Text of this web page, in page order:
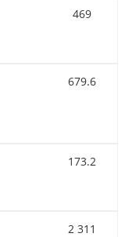
469
679.6
173.2
2 311